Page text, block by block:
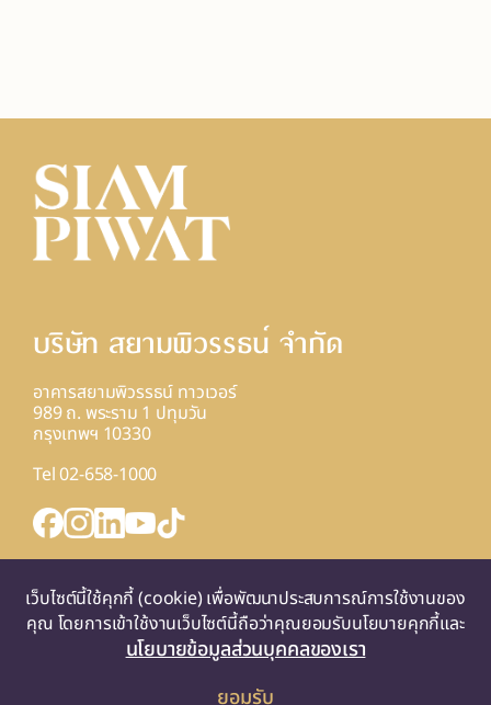
บริษัท สยามพิวรรธน์ จํากัด
อาคารสยามพิวรรธน์ ทาวเวอร์
989 ถ. พระราม 1 ปทุมวัน
กรุงเทพฯ 10330
Tel 02-658-1000
แผนที่
เว็บไซต์นี้ใช้คุกกี้ (cookie) เพื่อพัฒนาประสบการณ์การใช้งานของ
คุณ โดยการเข้าใช้งานเว็บไซต์นี้ถือว่าคุณยอมรับนโยบายคุกกี้และ
นโยบายข้อมูลส่วนบุคคลของเรา
ยอมรับ